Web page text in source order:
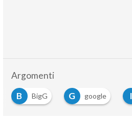
Argomenti
B BigG G google I